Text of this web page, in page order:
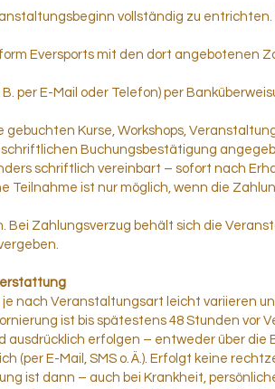
vollständig zu
Eversports mit den dort angebotenen
per E-Mail oder Telefon) per
gebuchten Kurse, Workshops,
Buchungsbestätigung
schriftlich vereinbart – sofort nach
Teilnahme ist nur möglich, wenn die
Bei Zahlungsverzug behält sich die
nach Veranstaltungsart leicht variieren
ist bis spätestens 48 Stunden vor
ausdrücklich erfolgen – entweder über die
(per E-Mail, SMS o. Ä.). Erfolgt keine
ist dann – auch bei Krankheit,